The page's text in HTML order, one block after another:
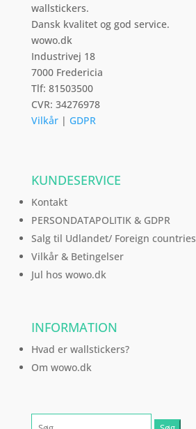
wallstickers.
Dansk kvalitet og god service.
wowo.dk
Industrivej 18
7000 Fredericia
Tlf: 81503500
CVR: 34276978
Vilkår| GDPR
KUNDESERVICE
Kontakt
PERSONDATAPOLITIK & GDPR
Salg til Udlandet/ Foreign countries
Vilkår & Betingelser
Jul hos wowo.dk
INFORMATION
Hvad er wallstickers?
Om wowo.dk